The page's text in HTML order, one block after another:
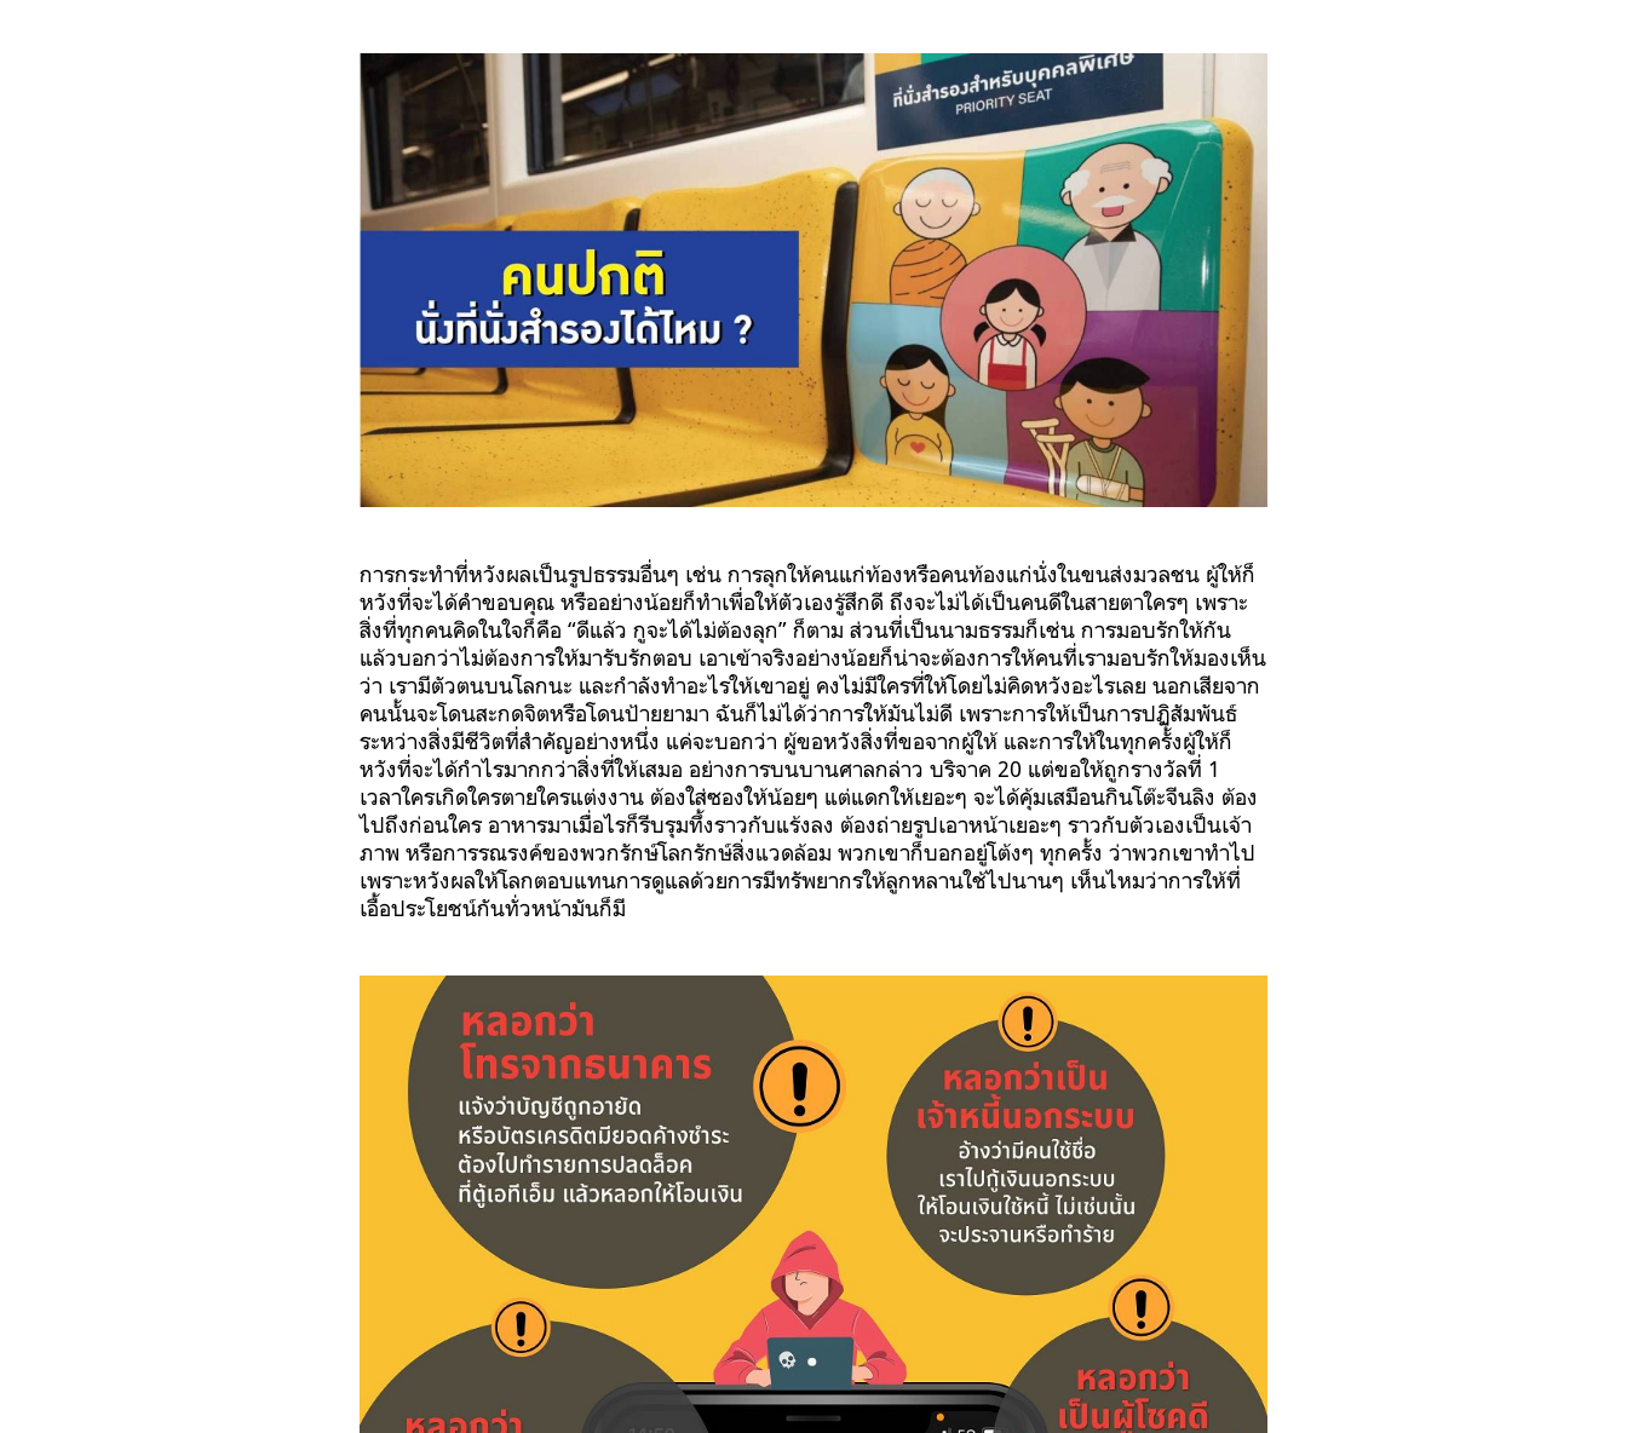
การกระทำที่หวังผลเป็นรูปธรรมอื่นๆ เช่น การลุกให้คนแก่ท้องหรือคนท้องแก่นั่งในขนส่งมวลชน ผู้ให้ก็
หวังที่จะได้คำขอบคุณ หรืออย่างน้อยก็ทำเพื่อให้ตัวเองรู้สึกดี ถึงจะไม่ได้เป็นคนดีในสายตาใครๆ เพราะ
สิ่งที่ทุกคนคิดในใจก็คือ “ดีแล้ว กูจะได้ไม่ต้องลุก” ก็ตาม ส่วนที่เป็นนามธรรมก็เช่น การมอบรักให้กัน
แล้วบอกว่าไม่ต้องการให้มารับรักตอบ เอาเข้าจริงอย่างน้อยก็น่าจะต้องการให้คนที่เรามอบรักให้มองเห็น
ว่า เรามีตัวตนบนโลกนะ และกำลังทำอะไรให้เขาอยู่ คงไม่มีใครที่ให้โดยไม่คิดหวังอะไรเลย นอกเสียจาก
คนนั้นจะโดนสะกดจิตหรือโดนป้ายยามา ฉันก็ไม่ได้ว่าการให้มันไม่ดี เพราะการให้เป็นการปฏิสัมพันธ์
ระหว่างสิ่งมีชีวิตที่สำคัญอย่างหนึ่ง แค่จะบอกว่า ผู้ขอหวังสิ่งที่ขอจากผู้ให้ และการให้ในทุกครั้งผู้ให้ก็
หวังที่จะได้กำไรมากกว่าสิ่งที่ให้เสมอ อย่างการบนบานศาลกล่าว บริจาค 20 แต่ขอให้ถูกรางวัลที่ 1
เวลาใครเกิดใครตายใครแต่งงาน ต้องใส่ซองให้น้อยๆ แต่แดกให้เยอะๆ จะได้คุ้มเสมือนกินโต๊ะจีนลิง ต้อง
ไปถึงก่อนใคร อาหารมาเมื่อไรก็รีบรุมทึ้งราวกับแร้งลง ต้องถ่ายรูปเอาหน้าเยอะๆ ราวกับตัวเองเป็นเจ้า
ภาพ หรือการรณรงค์ของพวกรักษ์โลกรักษ์สิ่งแวดล้อม พวกเขาก็บอกอยู่โต้งๆ ทุกครั้ง ว่าพวกเขาทำไป
เพราะหวังผลให้โลกตอบแทนการดูแลด้วยการมีทรัพยากรให้ลูกหลานใช้ไปนานๆ เห็นไหมว่าการให้ที่
เอื้อประโยชน์กันทั่วหน้ามันก็มี